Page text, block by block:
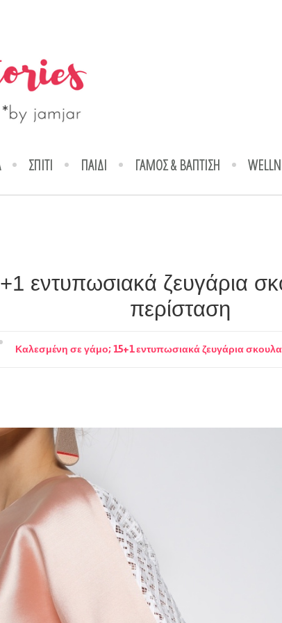
ΣΠΙΤΙ ΠΑΙΔΙ ΓΑΜΟΣ & ΒΑΠΤΙΣΗ
εντυπωσιακά ζευγάρια
περίσταση
Καλεσμένη σε γάμο; 15+1 εντυπωσιακά ζευγάρια